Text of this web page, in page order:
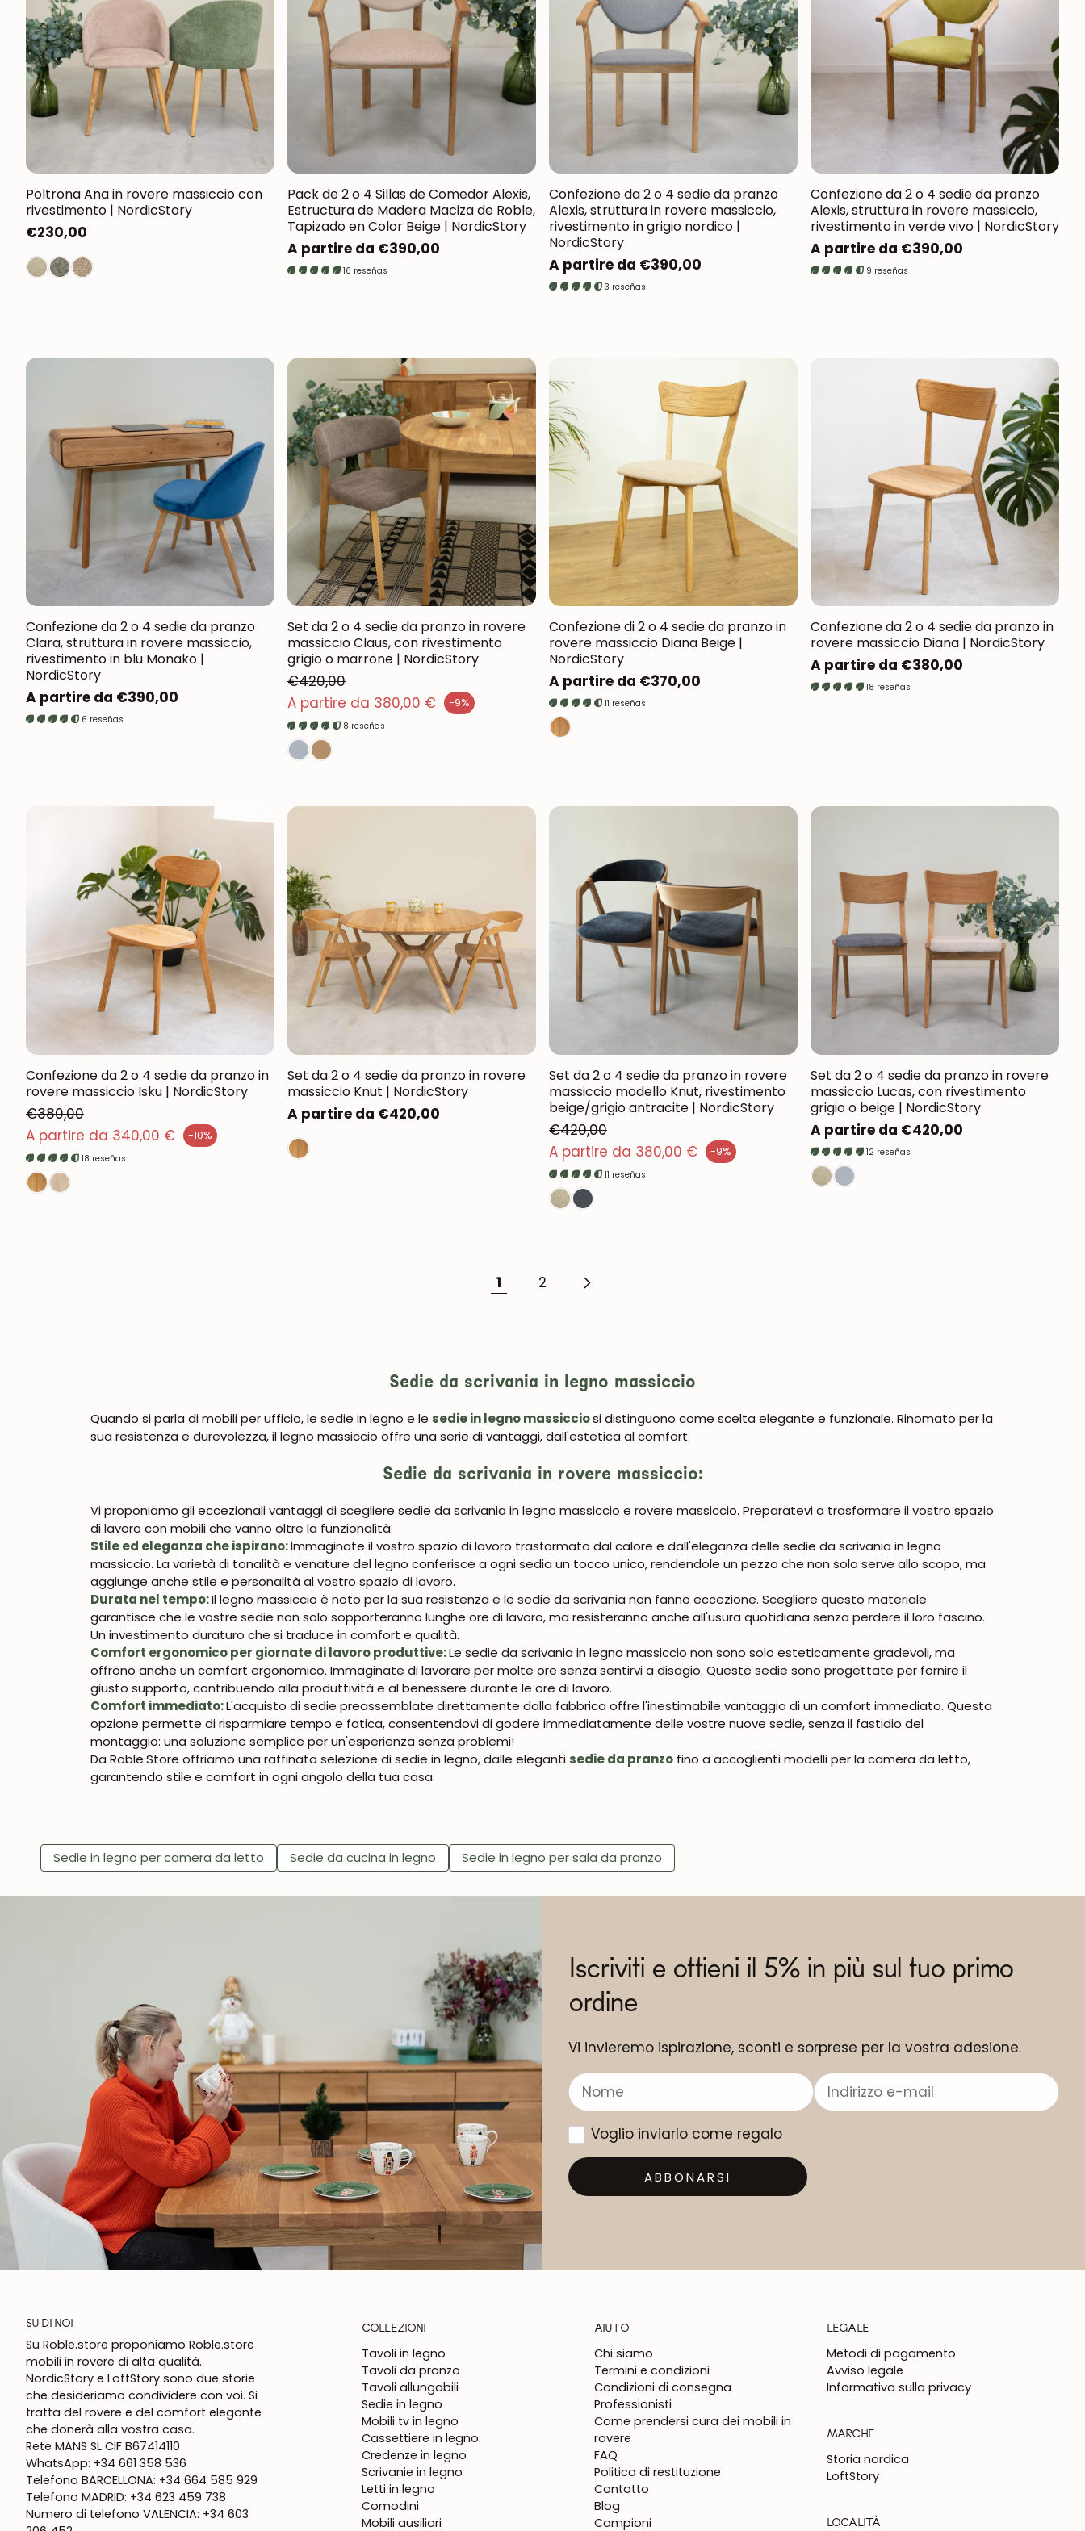
Oxford NordicStory
Mauritz NordicStory
Milan NordicStory
Moritz NordicStory
Regal NordicStory
Runa NordicStory
Mozaik LoftStory
Montenegro LoftStory
Poltrona Ana in rovere massiccio con
rivestimento | NordicStory
Prezzo
normale
€230,00
Pack de 2 o 4 Sillas de Comedor Alexis,
Estructura de Madera Maciza de Roble,
Tapizado en Color Beige | NordicStory
Prezzo
normale
A partire da €390,00
16 reseñas
Confezione da 2 o 4 sedie da pranzo
Alexis, struttura in rovere massiccio,
rivestimento in grigio nordico |
NordicStory
Prezzo
normale
A partire da €390,00
3 reseñas
Confezione da 2 o 4 sedie da pranzo
Alexis, struttura in rovere massiccio,
rivestimento in verde vivo | NordicStory
Prezzo
normale
A partire da €390,00
9 reseñas
Confezione da 2 o 4 sedie da pranzo
Clara, struttura in rovere massiccio,
rivestimento in blu Monako |
NordicStory
Prezzo
normale
A partire da €390,00
6 reseñas
Set da 2 o 4 sedie da pranzo in rovere
massiccio Claus, con rivestimento
grigio o marrone | NordicStory
A partire da 380,00 € -9%
Prezzo di vendita
Prezzo normale
€420,00
8 reseñas
Confezione di 2 o 4 sedie da pranzo in
rovere massiccio Diana Beige |
NordicStory
Prezzo
normale
A partire da €370,00
11 reseñas
Confezione da 2 o 4 sedie da pranzo in
rovere massiccio Diana | NordicStory
Prezzo
normale
A partire da €380,00
18 reseñas
Confezione da 2 o 4 sedie da pranzo in
rovere massiccio Isku | NordicStory
A partire da 340,00 € -10%
di vendita
normale
€380,00
18 reseñas
Set da 2 o 4 sedie da pranzo in rovere
massiccio Knut | NordicStory
Prezzo
normale
A partire da €420,00
Set da 2 o 4 sedie da pranzo in rovere
massiccio modello Knut, rivestimento
beige/grigio antracite | NordicStory
A partire da 380,00 € -9%
Prezzo di vendita
Prezzo normale
€420,00
11 reseñas
Set da 2 o 4 sedie da pranzo in rovere
massiccio Lucas, con rivestimento
grigio o beige | NordicStory
Prezzo
normale
A partire da €420,00
12 reseñas
1 2
Sedie da scrivania in legno massiccio
Quando si parla di mobili per ufficio, le sedie in legno e le sedie in legno massicciosi distinguono come scelta elegante e funzionale. Rinomato per la
sua resistenza e durevolezza, il legno massiccio offre una serie di vantaggi, dall'estetica al comfort.
Sedie da scrivania in rovere massiccio:
Vi proponiamo gli eccezionali vantaggi di scegliere sedie da scrivania in legno massiccio e rovere massiccio. Preparatevi a trasformare il vostro spazio
di lavoro con mobili che vanno oltre la funzionalità.
Stile ed eleganza che ispirano:Immaginate il vostro spazio di lavoro trasformato dal calore e dall'eleganza delle sedie da scrivania in legno
massiccio. La varietà di tonalità e venature del legno conferisce a ogni sedia un tocco unico, rendendole un pezzo che non solo serve allo scopo, ma
aggiunge anche stile e personalità al vostro spazio di lavoro.
Durata nel tempo:Il legno massiccio è noto per la sua resistenza e le sedie da scrivania non fanno eccezione. Scegliere questo materiale
garantisce che le vostre sedie non solo sopporteranno lunghe ore di lavoro, ma resisteranno anche all'usura quotidiana senza perdere il loro fascino.
Un investimento duraturo che si traduce in comfort e qualità.
Comfort ergonomico per giornate di lavoro produttive:Le sedie da scrivania in legno massiccio non sono solo esteticamente gradevoli, ma
offrono anche un comfort ergonomico. Immaginate di lavorare per molte ore senza sentirvi a disagio. Queste sedie sono progettate per fornire il
giusto supporto, contribuendo alla produttività e al benessere durante le ore di lavoro.
Comfort immediato:L'acquisto di sedie preassemblate direttamente dalla fabbrica offre l'inestimabile vantaggio di un comfort immediato. Questa
opzione permette di risparmiare tempo e fatica, consentendovi di godere immediatamente delle vostre nuove sedie, senza il fastidio del
montaggio: una soluzione semplice per un'esperienza senza problemi!
Da Roble.Store offriamo una raffinata selezione di sedie in legno, dalle eleganti sedie da pranzo fino a accoglienti modelli per la camera da letto,
garantendo stile e comfort in ogni angolo della tua casa.
Sedie in legno per camera da letto Sedie da cucina in legno Sedie in legno per sala da pranzo
Iscriviti e ottieni il 5% in più sul tuo primo
ordine
Vi invieremo ispirazione, sconti e sorprese per la vostra adesione.
Voglio inviarlo come regalo
ABBONARSI
SU DI NOI
Su Roble.store proponiamo Roble.store
mobili in rovere di alta qualità.
NordicStory e LoftStory sono due storie
che desideriamo condividere con voi. Si
tratta del rovere e del comfort elegante
che donerà alla vostra casa.
Rete MANS SL CIF B67414110
WhatsApp: +34 661 358 536
Telefono BARCELLONA: +34 664 585 929
Telefono MADRID: +34 623 459 738
Numero di telefono VALENCIA: +34 603
COLLEZIONI
Tavoli in legno
Tavoli da pranzo
Tavoli allungabili
Sedie in legno
Mobili tv in legno
Cassettiere in legno
Credenze in legno
Scrivanie in legno
Letti in legno
Comodini
Mobili ausiliari
AIUTO
Chi siamo
Termini e condizioni
Condizioni di consegna
Professionisti
Come prendersi cura dei mobili in
rovere
FAQ
Politica di restituzione
Contatto
Blog
Campioni
LEGALE
Metodi di pagamento
Avviso legale
Informativa sulla privacy
MARCHE
Storia nordica
LoftStory
LOCALITÀ
UNISCITI ALLA NOSTRA COMMUNITY
Ottieni uno sconto del 5%.